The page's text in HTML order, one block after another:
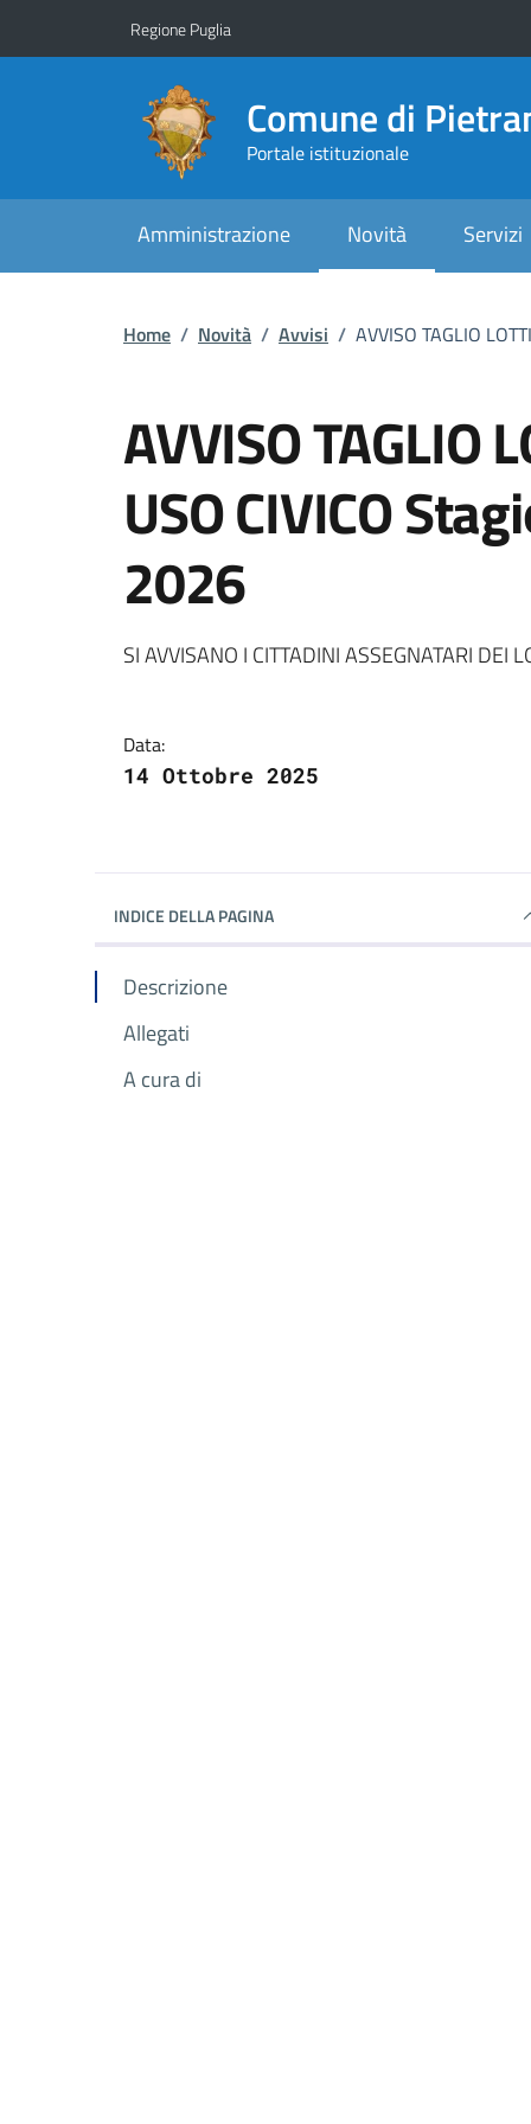
Regione Puglia
Comune di
Portale istituzionale
Amministrazione Novità Servizi
Home / Novità / Avvisi / AVVISO TAGLIO
AVVISO TAGLIO
USO CIVICO
2026
Dettagli della
SI AVVISANO I CITTADINI ASSEGNATARI DEI
Data:
14 Ottobre 2025
INDICE DELLA PAGINA
Descrizione
Allegati
A cura di